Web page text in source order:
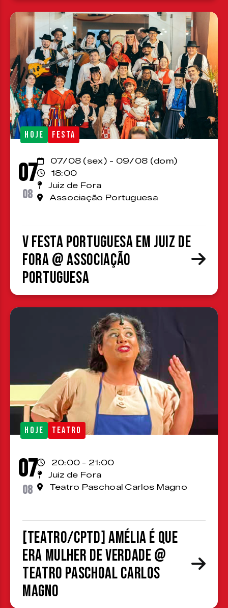
HOJE FESTA
07
08
07/08 (sex) - 09/08 (dom)
18:00
Juiz de Fora
Associação Portuguesa
V Festa Portuguesa em Juiz de
Fora @ Associação
Portuguesa
HOJE TEATRO
07
08
20:00 - 21:00
Juiz de Fora
Teatro Paschoal Carlos Magno
[TEATRO/CPTD] Amélia é que
era mulher de verdade @
Teatro Paschoal Carlos
Magno